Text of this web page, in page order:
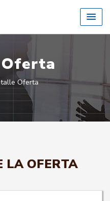
Oferta
LA OFERTA